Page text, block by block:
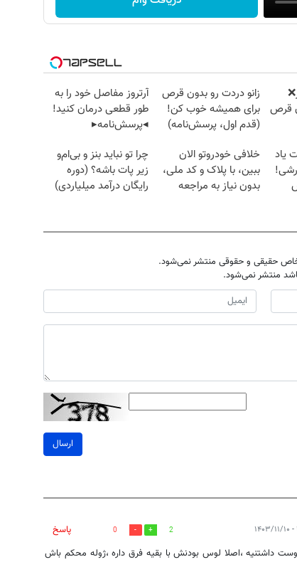
قرص
زانو دردت رو بدون قرص
برای همیشه خوب کن!
(قدم اول، پرسش‌نامه)
آرتروز مفاصل خود را به
طور قطعی درمان کنید!
◂پرسش‌نامه▸
یاد
خلافی خودروتو الان
ببین، با پلاک و کد ملی،
بدون نیاز به مراجعه
چرا تو نباید بنز و بی‌ام‌و
زیر پات باشه؟ (دوره
رایگان درآمد میلیاردی)
حقیقی و حقوقی منتشر نمی‌شود.
باشد منتشر نمی‌شود.
ارسال
2
0
پاسخ
داشتنیه ،اصلا لوس بودنش با بقیه فرق داره ،ژوله محکم باش